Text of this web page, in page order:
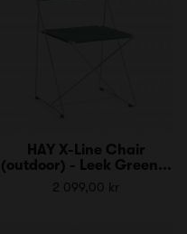
HAY X-Line Chair
(outdoor) - Leek Green...
2 099,00 kr